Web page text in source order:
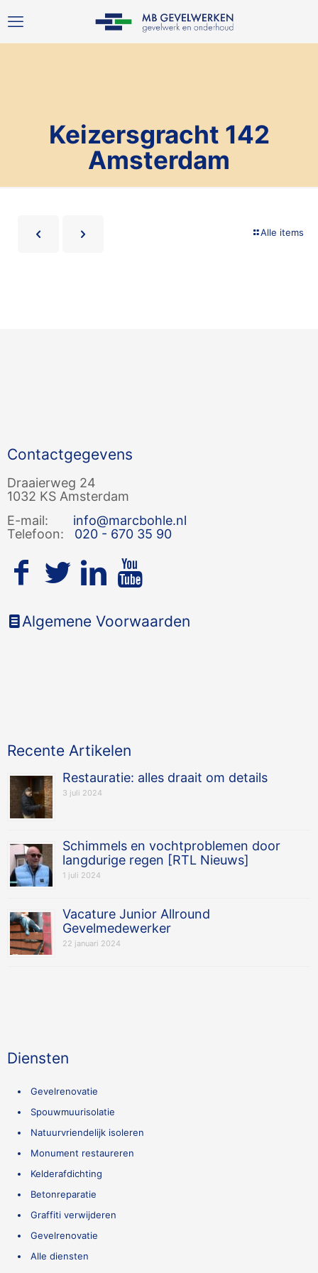
Keizersgracht 142
Amsterdam
Alle items
Contactgegevens
Draaierweg 24
1032 KS Amsterdam
E-mail: info@marcbohle.nl
Telefoon: 020 - 670 35 90
Algemene Voorwaarden
Recente Artikelen
Restauratie: alles draait om details
3 juli 2024
Schimmels en vochtproblemen door
langdurige regen [RTL Nieuws]
1 juli 2024
Vacature Junior Allround
Gevelmedewerker
22 januari 2024
Diensten
Gevelrenovatie
Spouwmuurisolatie
Natuurvriendelijk isoleren
Monument restaureren
Kelderafdichting
Betonreparatie
Graffiti verwijderen
Gevelrenovatie
Alle diensten